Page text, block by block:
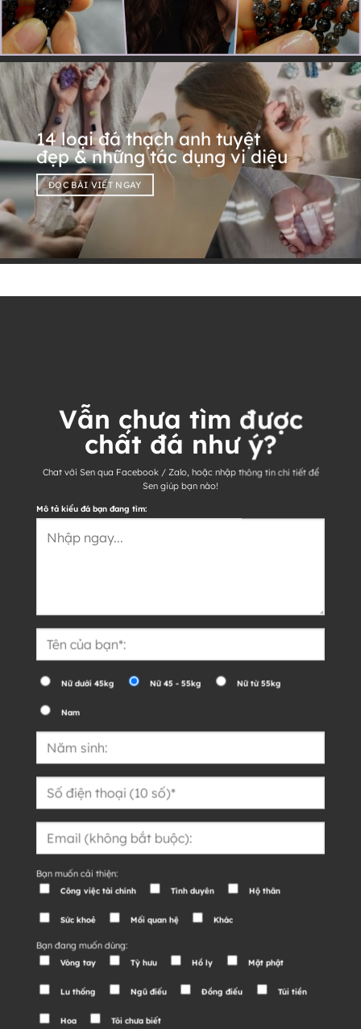
14 loại đá thạch anh tuyệt
đẹp & những tác dụng vi diệu
ĐỌC BÀI VIẾT NGAY
Vẫn chưa tìm được
chất đá như ý?
Chat với Sen qua Facebook / Zalo, hoặc nhập thông tin chi tiết để
Sen giúp bạn nào!
Mô tả kiểu đá bạn đang tìm:
Nữ dưới 45kg Nữ 45 - 55kg Nữ từ 55kg
Nam
Bạn muốn cải thiện:
Công việc tài chính Tình duyên Hộ thân
Sức khoẻ Mối quan hệ Khác
Bạn đang muốn dùng:
Vòng tay Tỳ hưu Hồ ly Mặt phật
Lu thống Ngũ điếu Đồng điếu Túi tiền
Hoa Tôi chưa biết